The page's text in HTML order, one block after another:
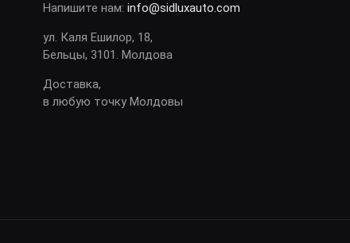
Напишите нам:info@sidluxauto.com
ул. Каля Ешилор, 18,
Бельцы, 3101. Молдова
Доставка,
в любую точку Молдовы